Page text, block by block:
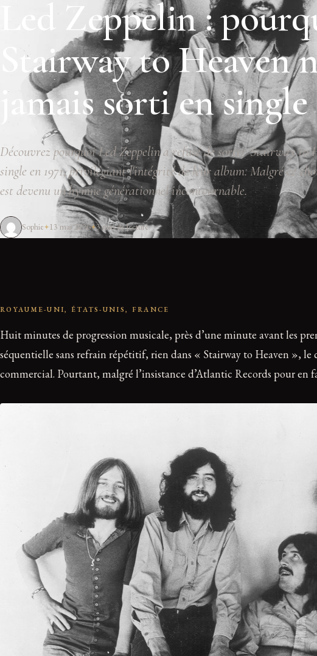
Led Zeppelin :
Stairway to Heaven
jamais sorti en single
Découvrez pourquoi Led Zeppelin a refusé de sortir 'Stairway to
single en 1971, privilégiant l'intégrité de leur album. Malgré ce
est devenu un hymne générationnel incontournable.
Sophie 13 mai 2026 3 min de lecture
ROYAUME-UNI, ÉTATS-UNIS, FRANCE
Huit minutes de progression musicale, près d’une minute avant les
séquentielle sans refrain répétitif, rien dans « Stairway to Heaven »,
commercial. Pourtant, malgré l’insistance d’Atlantic Records pour en